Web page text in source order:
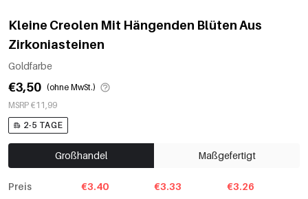
Kleine Creolen Mit Hängenden Blüten Aus
Zirkoniasteinen
Goldfarbe
€3,50 (ohne MwSt.)
MSRP €11,99
2-5 TAGE
Großhandel Maßgefertigt
Preis
€3.40 €3.33 €3.26